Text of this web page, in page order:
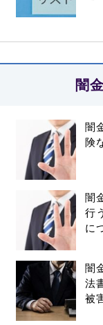
闇
闇
険
闇
行
に
闇
法
被